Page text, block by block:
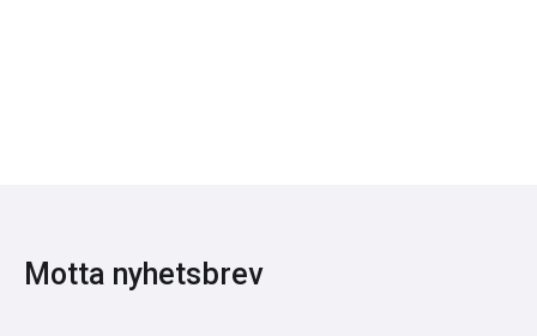
Motta nyhetsbrev